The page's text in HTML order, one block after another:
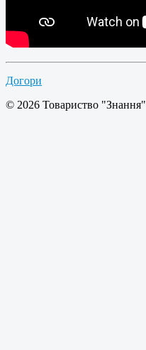
Догори
© 2026 Товариство "Знання"